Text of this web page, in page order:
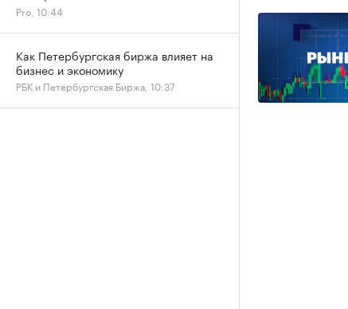
Pro, 10:44
Как Петербургская биржа влияет на
бизнес и экономику
РБК и Петербургская Биржа, 10:37